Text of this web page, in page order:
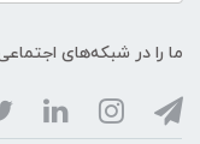
ما را در شبکه‌های